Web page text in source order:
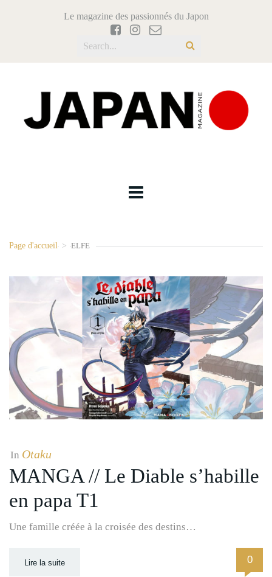
Le magazine des passionnés du Japon
Page d'accueil > ELFE
In Otaku
MANGA // Le Diable s’habille
en papa T1
Une famille créée à la croisée des destins…
Lire la suite 0